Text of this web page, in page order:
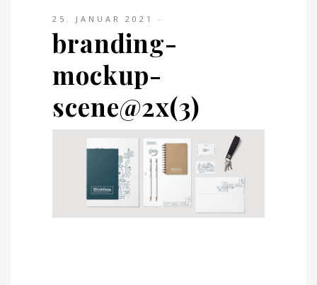
25. JANUAR 2021
branding-
mockup-
scene@2x(3)